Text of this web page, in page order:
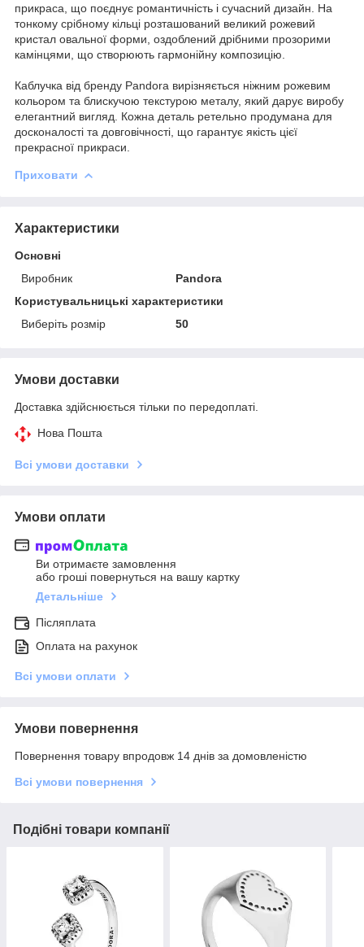
прикраса, що поєднує романтичність і сучасний дизайн. На
тонкому срібному кільці розташований великий рожевий
кристал овальної форми, оздоблений дрібними прозорими
камінцями, що створюють гармонійну композицію.
Каблучка від бренду Pandora вирізняється ніжним рожевим
кольором та блискучою текстурою металу, який дарує виробу
елегантний вигляд. Кожна деталь ретельно продумана для
досконалості та довговічності, що гарантує якість цієї
прекрасної прикраси.
Приховати
Характеристики
Основні
Виробник
Pandora
Користувальницькі характеристики
Виберіть розмір
50
Умови доставки
Доставка здійснюється тільки по передоплаті.
Нова Пошта
Всі умови доставки
Умови оплати
Ви отримаєте замовлення
або гроші повернуться на вашу картку
Детальніше
Післяплата
Оплата на рахунок
Всі умови оплати
Умови повернення
Повернення товару впродовж 14 днів за домовленістю
Всі умови повернення
Подібні товари компанії